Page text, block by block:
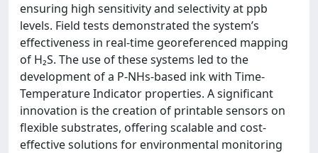
ensuring high sensitivity and selectivity at ppb
levels. Field tests demonstrated the system’s
effectiveness in real-time georeferenced mapping
of H₂S. The use of these systems led to the
development of a P-NHs-based ink with Time-
Temperature Indicator properties. A significant
innovation is the creation of printable sensors on
flexible substrates, offering scalable and cost-
effective solutions for environmental monitoring